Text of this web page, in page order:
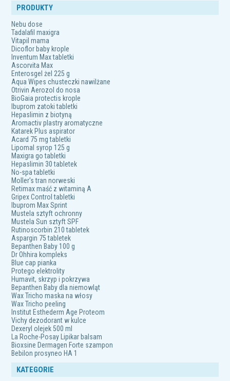
PRODUKTY
Nebu dose
Tadalafil maxigra
Vitapil mama
Dicoflor baby krople
Inventum Max tabletki
Ascorvita Max
Enterosgel żel 225 g
Aqua Wipes chusteczki nawilżane
Otrivin Aerozol do nosa
BioGaia protectis krople
Ibuprom zatoki tabletki
Hepaslimin z biotyną
Aromactiv plastry aromatyczne
Katarek Plus aspirator
Acard 75 mg tabletki
Lipomal syrop 125 g
Maxigra go tabletki
Hepaslimin 30 tabletek
No-spa tabletki
Moller's tran norweski
Retimax maść z witaminą A
Gripex Control tabletki
Ibuprom Max Sprint
Mustela sztyft ochronny
Mustela Sun sztyft SPF
Rutinoscorbin 210 tabletek
Aspargin 75 tabletek
Bepanthen Baby 100 g
Dr Ohhira kompleks
Blue cap pianka
Protego elektrolity
Humavit, skrzyp i pokrzywa
Bepanthen Baby dla niemowląt
Wax Tricho maska na włosy
Wax Tricho peeling
Institut Esthederm Age Proteom
Vichy dezodorant w kulce
Dexeryl olejek 500 ml
La Roche-Posay Lipikar balsam
Bioxsine Dermagen Forte szampon
Bebilon prosyneo HA 1
KATEGORIE